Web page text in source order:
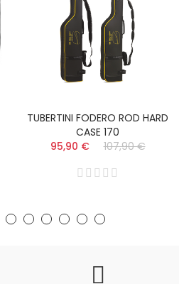
TUBERTINI FODERO ROD HARD
CASE 170
95,90 €
107,90 €